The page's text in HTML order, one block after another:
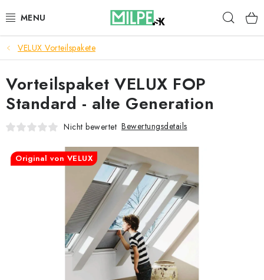
Inhalt
DACHFENSTER
DACHBODENTREPPE
HAUS UND GARTEN
Reklamationen und Rücksendungen
Richtlinien zur Verwendung von Cookies
Datenschutzerklärung
Allgemeinen Geschäftsbedingungen
VELUX Vorteilspakete
Vorteilspaket VELUX FOP
Standard - alte Generation
Nicht bewertet Bewertungsdetails
Original von VELUX